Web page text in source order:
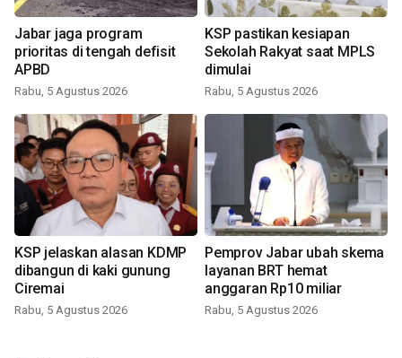
Jabar jaga program
prioritas di tengah defisit
APBD
Rabu, 5 Agustus 2026
KSP pastikan kesiapan
Sekolah Rakyat saat MPLS
dimulai
Rabu, 5 Agustus 2026
KSP jelaskan alasan KDMP
dibangun di kaki gunung
Ciremai
Rabu, 5 Agustus 2026
Pemprov Jabar ubah skema
layanan BRT hemat
anggaran Rp10 miliar
Rabu, 5 Agustus 2026